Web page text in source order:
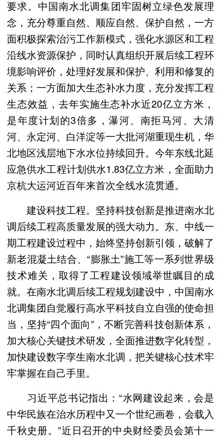
要求。中国南水北调集团牢固树立绿色发展理
念，充分尊重自然、顺应自然、保护自然，一方
面积极探索治污工作新模式，强化水源区和工程
沿线水资源保护，同时认真组织开展后续工程环
境影响评价，处理好发展和保护、利用和修复的
关系；一方面加大生态补水力度，充分发挥工程
生态效益，去年实施生态补水近20亿立方米，
是年度计划的3倍多，瀑河、南拒马河、大清
河、永定河、白洋淀等一大批河湖重现生机，华
北地区浅层地下水水位持续回升。今年东线北延
应急供水工程计划供水1.83亿立方米，全面助力
京杭大运河近百年来首次全线水流贯通。
建设科技工程。坚持科技创新是推进南水北
调后续工程高质量发展的强大动力。东、中线一
期工程建设过程中，始终坚持创新引领，破解了
新老混凝土结合、“膨胀土”施工等一系列世界级
技术难关，取得了工程建设领域举世瞩目的成
就。在南水北调后续工程规划建设中，中国南水
北调集团自觉履行高水平科技自立自强的使命担
当，坚持“四个面向”，不断完善科技创新体系，
加大核心关键技术研发，全面推进数字化转型，
加快建设数字孪生南水北调，把关键核心技术牢
牢掌握在自己手里。
习近平总书记指出：“水网建设起来，会是
中华民族在治水历程中又一个世纪画卷，会载入
千秋史册。”近日召开的中央财经委员会第十一